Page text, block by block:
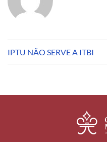
IPTU NÃO SERVE A ITBI